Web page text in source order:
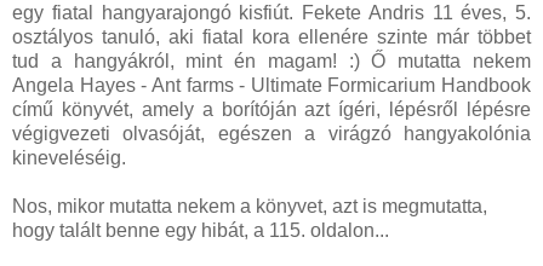
egy fiatal hangyarajongó kisfiút. Fekete Andris 11 éves, 5.
osztályos tanuló, aki fiatal kora ellenére szinte már többet
tud a hangyákról, mint én magam! :) Ő mutatta nekem
Angela Hayes - Ant farms - Ultimate Formicarium Handbook
című könyvét, amely a borítóján azt ígéri, lépésről lépésre
végigvezeti olvasóját, egészen a virágzó hangyakolónia
kineveléséig.
Nos, mikor mutatta nekem a könyvet, azt is megmutatta,
hogy talált benne egy hibát, a 115. oldalon...